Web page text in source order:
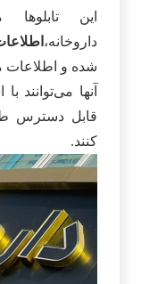
این
داروخانه،
شده و اطلاعات
آنها می‌توانند
قابل دسترس
کنند.